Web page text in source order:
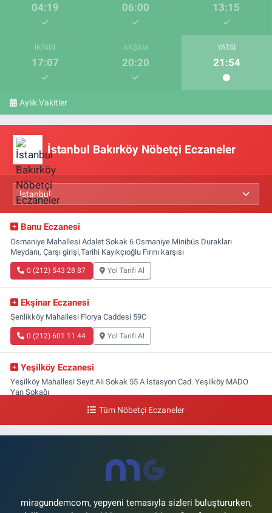
04:19 06:00 13:15
İKINDI
17:07
AKŞAM
20:20
YATSI
21:54
Aylık Vakitler
İstanbul Bakırköy Nöbetçi Eczaneler
Banu Eczanesi
Osmaniye Mahallesi Adalet Sokak 6 Osmaniye Minibüs Durakları
Meydanı, Çarşı girişi,Tarihi Kayıkçıoğlu Fırını karşısı
0 (212) 543 28 87 Yol Tarifi Al
Ekşinar Eczanesi
Şenlikköy Mahallesi Florya Caddesi 59C
0 (212) 601 11 44 Yol Tarifi Al
Yeşilköy Eczanesi
Yeşilköy Mahallesi Seyit Ali Sokak 55 A İstasyon Cad. Yeşilköy MADO
Yan Sokağı
Yol Tarifi Al
Ataköy 3-4-11. Kısım Mahallesi Dr. Remzi Kazancıgil Caddesi Ataköy
4.Kısım Çarşısı No:12 Ataköy 4.Kısım Çarşısı
Tüm Nöbetçi Eczaneler
miragundemcom, yepyeni temasıyla sizleri buluştururken,